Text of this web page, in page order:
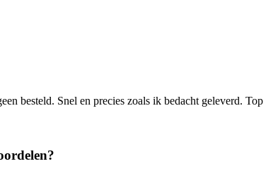
besteld. Snel en precies zoals ik bedacht geleverd. Top